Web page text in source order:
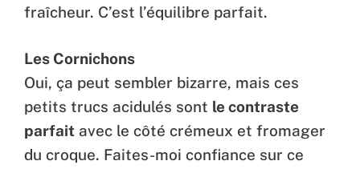
fraîcheur. C’est l’équilibre parfait.
Les Cornichons
Oui, ça peut sembler bizarre, mais ces
petits trucs acidulés sont le contraste
parfait avec le côté crémeux et fromager
du croque. Faites-moi confiance sur ce